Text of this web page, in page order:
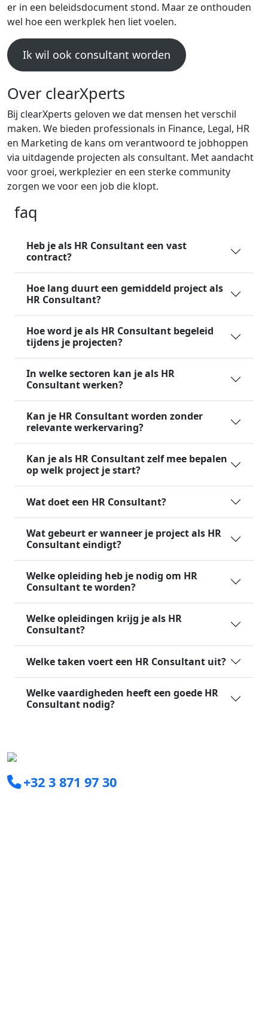
er in een beleidsdocument stond. Maar ze onthouden
wel hoe een werkplek hen liet voelen.
Ik wil ook consultant worden
Over clearXperts
Bij clearXperts geloven we dat mensen het verschil
maken. We bieden professionals in Finance, Legal, HR
en Marketing de kans om verantwoord te jobhoppen
via uitdagende projecten als consultant. Met aandacht
voor groei, werkplezier en een sterke community
zorgen we voor een job die klopt.
faq
Heb je als HR Consultant een vast
contract?
Hoe lang duurt een gemiddeld project als
HR Consultant?
Hoe word je als HR Consultant begeleid
tijdens je projecten?
In welke sectoren kan je als HR
Consultant werken?
Kan je HR Consultant worden zonder
relevante werkervaring?
Kan je als HR Consultant zelf mee bepalen
op welk project je start?
Wat doet een HR Consultant?
Wat gebeurt er wanneer je project als HR
Consultant eindigt?
Welke opleiding heb je nodig om HR
Consultant te worden?
Welke opleidingen krijg je als HR
Consultant?
Welke taken voert een HR Consultant uit?
Welke vaardigheden heeft een goede HR
Consultant nodig?
+32 3 871 97 30